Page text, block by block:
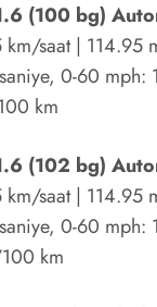
(100 bg)
saat | 114.95
0-60 mph:
km
(102 bg)
saat | 114.95
0-60 mph:
km